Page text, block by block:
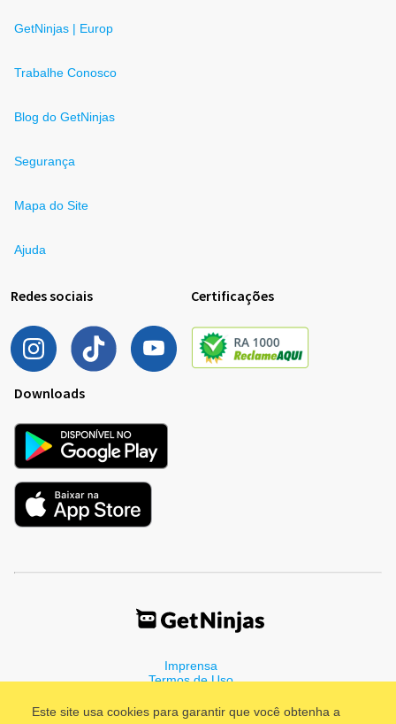
Este site usa cookies para garantir que você obtenha a
GetNinjas | Europ
Trabalhe Conosco
Blog do GetNinjas
Segurança
Mapa do Site
Ajuda
Redes sociais Certificações
Downloads
Imprensa
Termos de Uso